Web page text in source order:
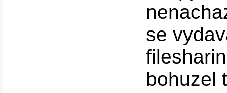
se
bohuzel